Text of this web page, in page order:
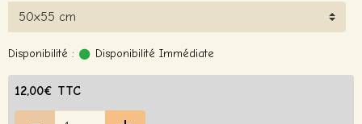
Disponibilité : Disponibilité Immédiate
12,00€ TTC